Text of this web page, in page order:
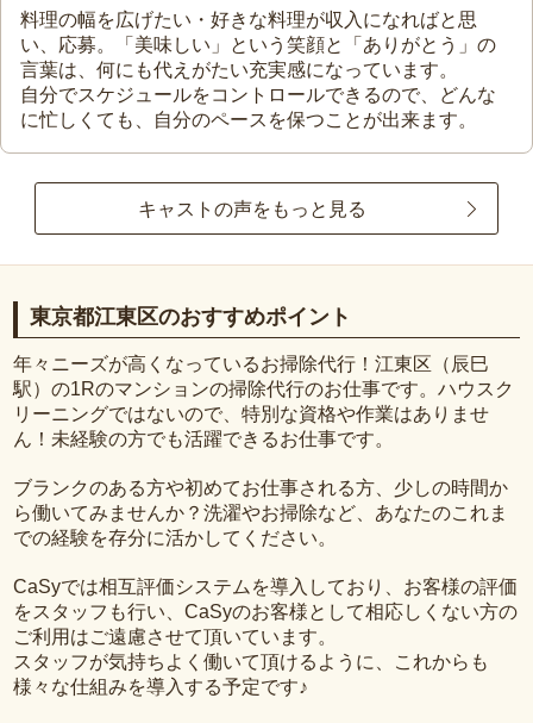
料理の幅を広げたい・好きな料理が収入になればと思
い、応募。「美味しい」という笑顔と「ありがとう」の
言葉は、何にも代えがたい充実感になっています。
自分でスケジュールをコントロールできるので、どんな
に忙しくても、自分のペースを保つことが出来ます。
キャストの声をもっと見る
東京都江東区のおすすめポイント
年々ニーズが高くなっているお掃除代行！江東区（辰巳
駅）の1Rのマンションの掃除代行のお仕事です。ハウスク
リーニングではないので、特別な資格や作業はありませ
ん！未経験の方でも活躍できるお仕事です。
ブランクのある方や初めてお仕事される方、少しの時間か
ら働いてみませんか？洗濯やお掃除など、あなたのこれま
での経験を存分に活かしてください。
CaSyでは相互評価システムを導入しており、お客様の評価
をスタッフも行い、CaSyのお客様として相応しくない方の
ご利用はご遠慮させて頂いています。
スタッフが気持ちよく働いて頂けるように、これからも
様々な仕組みを導入する予定です♪